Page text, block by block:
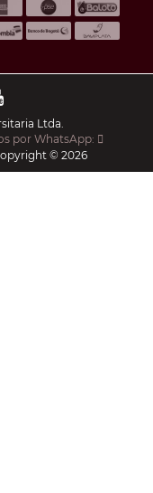
Ltda.
por WhatsApp:
© 2026